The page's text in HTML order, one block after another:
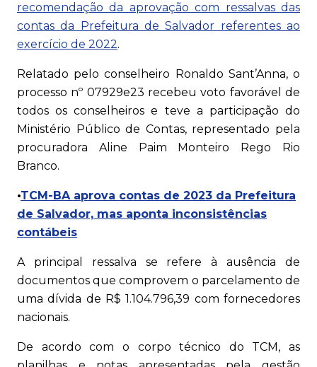
recomendação da aprovação com ressalvas das
contas da Prefeitura de Salvador referentes ao
exercício de 2022.
Relatado pelo conselheiro Ronaldo Sant’Anna, o
processo nº 07929e23 recebeu voto favorável de
todos os conselheiros e teve a participação do
Ministério Público de Contas, representado pela
procuradora Aline Paim Monteiro Rego Rio
Branco.
•TCM-BA aprova contas de 2023 da Prefeitura
de Salvador, mas aponta inconsistências
contábeis
A principal ressalva se refere à ausência de
documentos que comprovem o parcelamento de
uma dívida de R$ 1.104.796,39 com fornecedores
nacionais.
De acordo com o corpo técnico do TCM, as